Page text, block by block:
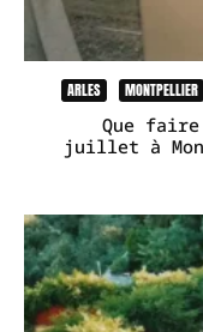
ARLES MONTPELLIER
Que faire
juillet à